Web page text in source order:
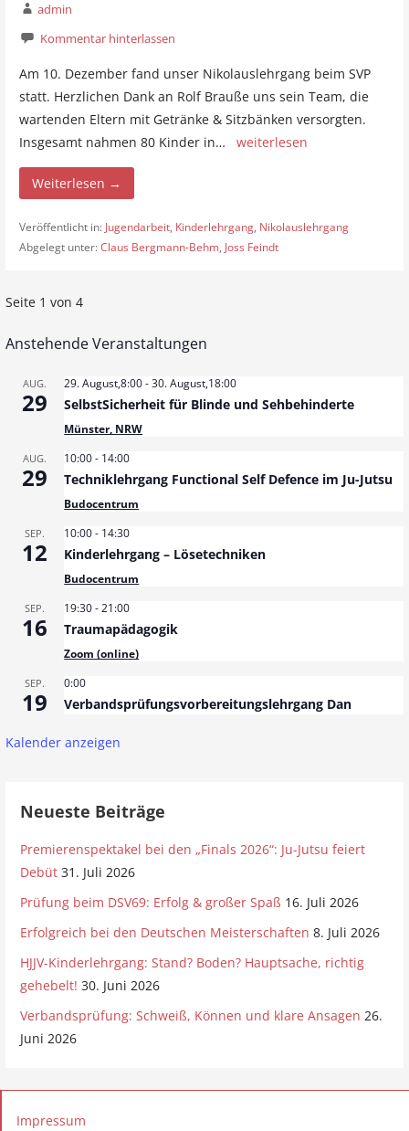
admin
Kommentar hinterlassen
Am 10. Dezember fand unser Nikolauslehrgang beim SVP
statt. Herzlichen Dank an Rolf Brauße uns sein Team, die
wartenden Eltern mit Getränke & Sitzbänken versorgten.
Insgesamt nahmen 80 Kinder in… weiterlesen
Weiterlesen →
Veröffentlicht in: Jugendarbeit, Kinderlehrgang, Nikolauslehrgang
Abgelegt unter:Claus Bergmann-Behm, Joss Feindt
B
e
N
a
o
n
Seite 1 von 4
Anstehende Veranstaltungen
AUG.
29
29. August,8:00-30. August,18:00
SelbstSicherheit für Blinde und Sehbehinderte
Münster, NRW
AUG.
29
10:00- 14:00
Techniklehrgang Functional Self Defence im Ju-Jutsu
Budocentrum
SEP.
12
10:00- 14:30
Kinderlehrgang – Lösetechniken
Budocentrum
SEP.
16
19:30-21:00
Traumapädagogik
Zoom (online)
SEP.
19
0:00
Verbandsprüfungsvorbereitungslehrgang Dan
Kalender anzeigen
Neueste Beiträge
Premierenspektakel bei den „Finals 2026“: Ju-Jutsu feiert
Debüt 31. Juli 2026
Prüfung beim DSV69: Erfolg & großer Spaß 16. Juli 2026
Erfolgreich bei den Deutschen Meisterschaften 8. Juli 2026
HJJV-Kinderlehrgang: Stand? Boden? Hauptsache, richtig
gehebelt! 30. Juni 2026
Verbandsprüfung: Schweiß, Können und klare Ansagen 26.
Juni 2026
Impressum